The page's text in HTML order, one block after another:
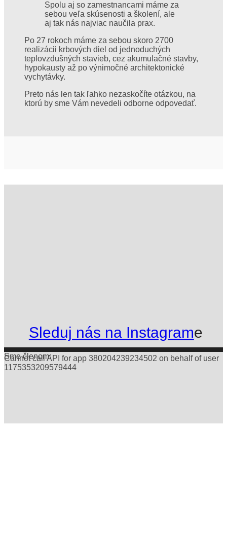
Spolu aj so zamestnancami máme za
sebou veľa skúsenosti a školení, ale
aj tak nás najviac naučila prax.
Po 27 rokoch máme za sebou skoro 2700
realizácii krbových diel od jednoduchých
teplovzdušných stavieb, cez akumulačné stavby,
hypokausty až po výnimočné architektonické
vychytávky.
Preto nás len tak ľahko nezaskočíte otázkou, na
ktorú by sme Vám nevedeli odborne odpovedať.
Sleduj nás na Instagrame
Cannot call API for app 380204239234502 on behalf of user
1175353209579444
Sme členom: